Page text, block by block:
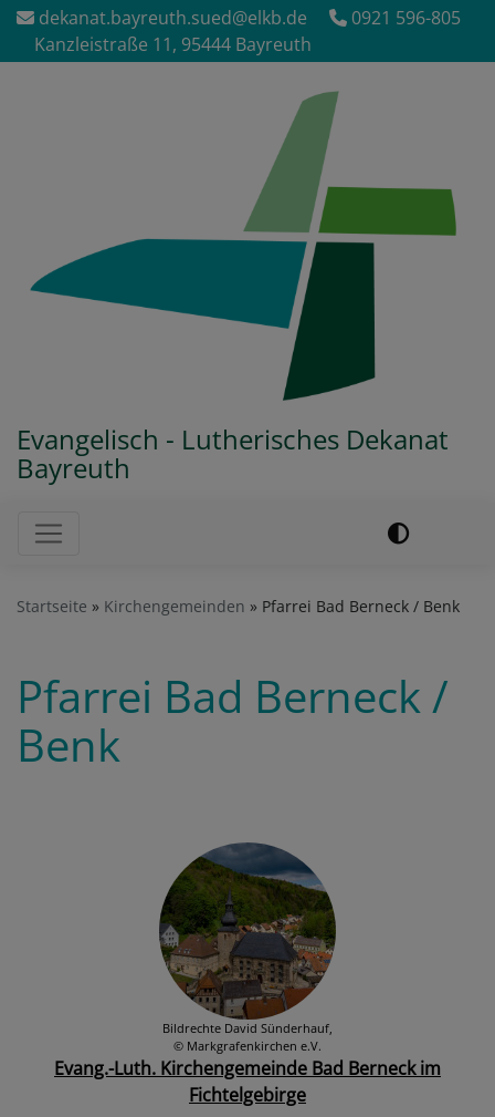
Direkt
zum
Inhalt
dekanat.bayreuth.sued@elkb.de
0921 596-805
Kanzleistraße 11, 95444 Bayreuth
Evangelisch - Lutherisches Dekanat
Bayreuth
Hauptnavigation
Startseite Kirchengemeinden Pfarrei Bad Berneck / Benk
Pfarrei Bad Berneck /
Benk
Bildrechte David Sünderhauf,
© Markgrafenkirchen e.V.
Evang.-Luth. Kirchengemeinde Bad Berneck im
Fichtelgebirge